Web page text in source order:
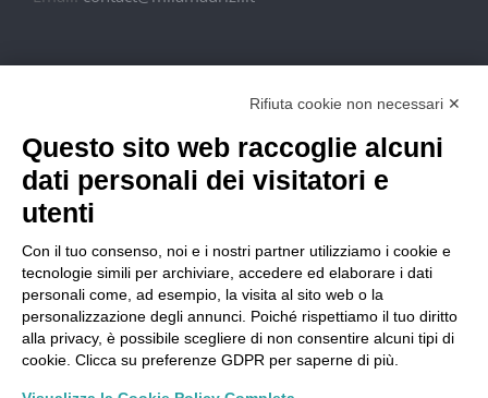
Condizioni di Vendita
Spese di Spedizione
Resi e Rimborsi
Privacy
Rifiuta cookie non necessari ✕
Questo sito web raccoglie alcuni
dati personali dei visitatori e
utenti
Con il tuo consenso, noi e i nostri partner utilizziamo i cookie e
tecnologie simili per archiviare, accedere ed elaborare i dati
personali come, ad esempio, la visita al sito web o la
personalizzazione degli annunci. Poiché rispettiamo il tuo diritto
alla privacy, è possibile scegliere di non consentire alcuni tipi di
cookie. Clicca su preferenze GDPR per saperne di più.